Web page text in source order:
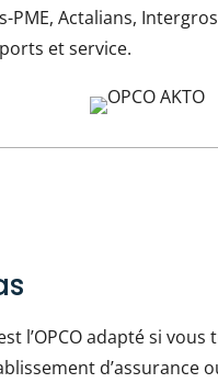
PME, Actalians,
et service.
l’OPCO adapté si vous
d’assurance